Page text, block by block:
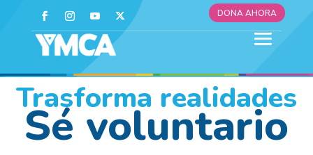
DONA AHORA
Trasforma realidades
Sé voluntario